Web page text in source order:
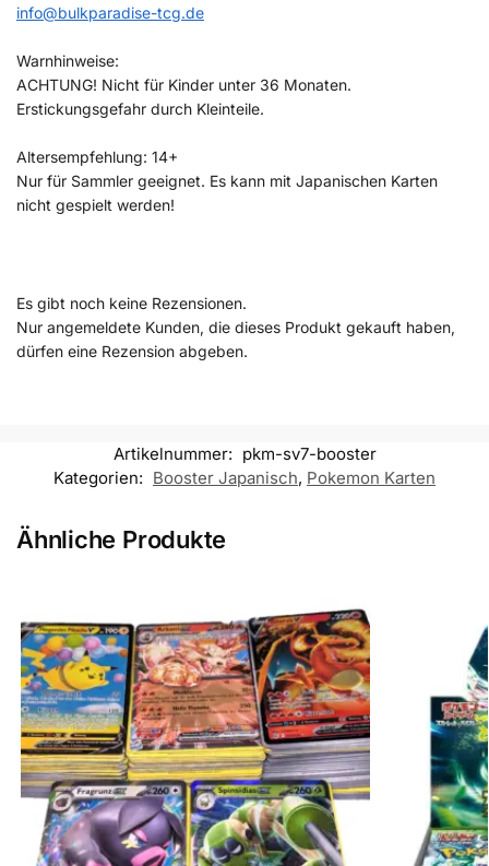
info@bulkparadise-tcg.de
Warnhinweise:
ACHTUNG! Nicht für Kinder unter 36 Monaten.
Erstickungsgefahr durch Kleinteile.
Altersempfehlung: 14+
Nur für Sammler geeignet. Es kann mit Japanischen Karten
nicht gespielt werden!
Es gibt noch keine Rezensionen.
Nur angemeldete Kunden, die dieses Produkt gekauft haben,
dürfen eine Rezension abgeben.
Artikelnummer: pkm-sv7-booster
Kategorien: Booster Japanisch, Pokemon Karten
Ähnliche Produkte